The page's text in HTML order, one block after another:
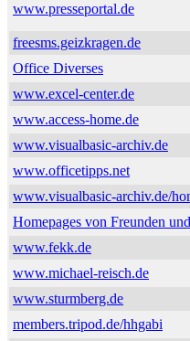
www.presseportal.de
freesms.geizkragen.de
Office Diverses
www.excel-center.de
www.access-home.de
www.visualbasic-archiv.de
www.officetipps.net
www.visualbasic-archiv.de/
Homepages von Freunden
www.fekk.de
www.michael-reisch.de
www.sturmberg.de
members.tripod.de/hhgabi